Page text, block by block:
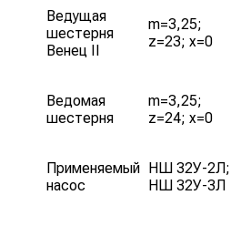
Ведущая
шестерня
Венец II
m=3,25;
z=23; x=0
Ведомая
шестерня
m=3,25;
z=24; x=0
Применяемый
насос
НШ 32У-2Л;
НШ 32У-3Л